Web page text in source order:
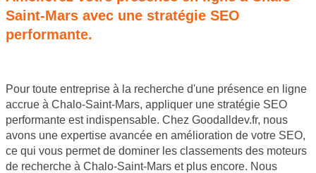
Saint-Mars avec une stratégie SEO
performante.
Pour toute entreprise à la recherche d'une présence en ligne
accrue à Chalo-Saint-Mars, appliquer une stratégie SEO
performante est indispensable. Chez Goodalldev.fr, nous
avons une expertise avancée en amélioration de votre SEO,
ce qui vous permet de dominer les classements des moteurs
de recherche à Chalo-Saint-Mars et plus encore. Nous